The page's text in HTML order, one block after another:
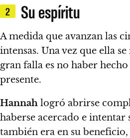
2 Su espíritu
A medida que avanzan las
intensas. Una vez que ella
gran falla es no haber hecho
presente.
Hannah logró abrirse
haberse acercado e intentar
también era en su